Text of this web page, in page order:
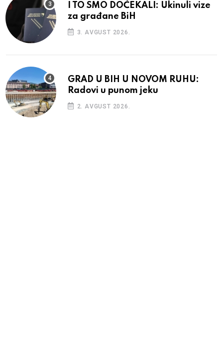
I TO SMO DOČEKALI: Ukinuli vize
za građane BiH
3. AVGUST 2026.
GRAD U BIH U NOVOM RUHU:
Radovi u punom jeku
2. AVGUST 2026.